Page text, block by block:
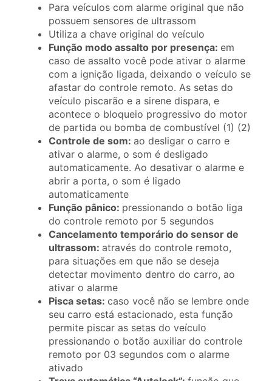
Para veículos com alarme original que não
possuem sensores de ultrassom
Utiliza a chave original do veículo
Função modo assalto por presença: em
caso de assalto você pode ativar o alarme
com a ignição ligada, deixando o veículo se
afastar do controle remoto. As setas do
veículo piscarão e a sirene dispara, e
acontece o bloqueio progressivo do motor
de partida ou bomba de combustível (1) (2)
Controle de som: ao desligar o carro e
ativar o alarme, o som é desligado
automaticamente. Ao desativar o alarme e
abrir a porta, o som é ligado
automaticamente
Função pânico: pressionando o botão liga
do controle remoto por 5 segundos
Cancelamento temporário do sensor de
ultrassom: através do controle remoto,
para situações em que não se deseja
detectar movimento dentro do carro, ao
ativar o alarme
Pisca setas: caso você não se lembre onde
seu carro está estacionado, esta função
permite piscar as setas do veículo
pressionando o botão auxiliar do controle
remoto por 03 segundos com o alarme
ativado